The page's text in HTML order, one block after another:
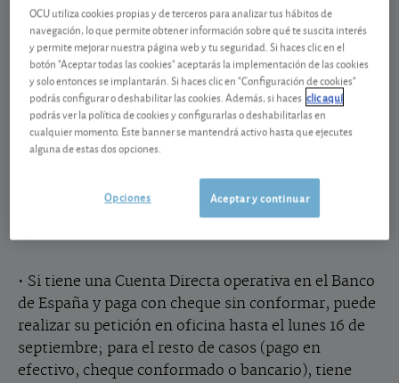
años y 10 meses. Puede elegir a qué tramo quiere
acudir, si a uno de ellos o a varios, debiendo hacer
un depósito previo del 120%, 110% y 116%,
respectivamente. Así, tendrá que ingresar 1.200
euros por cada obligación que solicite con
vencimiento en 2028, 1.100 euros en las
obligaciones que vencen en 2031 y 1.160 euros en
precio al que pagará los bonos y obligaciones
solicitados – es decir, el rendimiento que obtendrá
• Si tiene una Cuenta Directa operativa en el Banco
de España y paga con cheque sin conformar, puede
realizar su petición en oficina hasta el lunes 16 de
septiembre; para el resto de casos (pago en
efectivo, cheque conformado o bancario), tiene
OCU utiliza cookies propias y de terceros para analizar tus hábitos de
navegación, lo que permite obtener información sobre qué te suscita interés
y permite mejorar nuestra página web y tu seguridad. Si haces clic en el
botón "Aceptar todas las cookies" aceptarás la implementación de las cookies
y solo entonces se implantarán. Si haces clic en "Configuración de cookies"
podrás configurar o deshabilitar las cookies. Además, si haces clic aquí
podrás ver la política de cookies y configurarlas o deshabilitarlas en
cualquier momento. Este banner se mantendrá activo hasta que ejecutes
alguna de estas dos opciones.
Aceptar y continuar
Opciones